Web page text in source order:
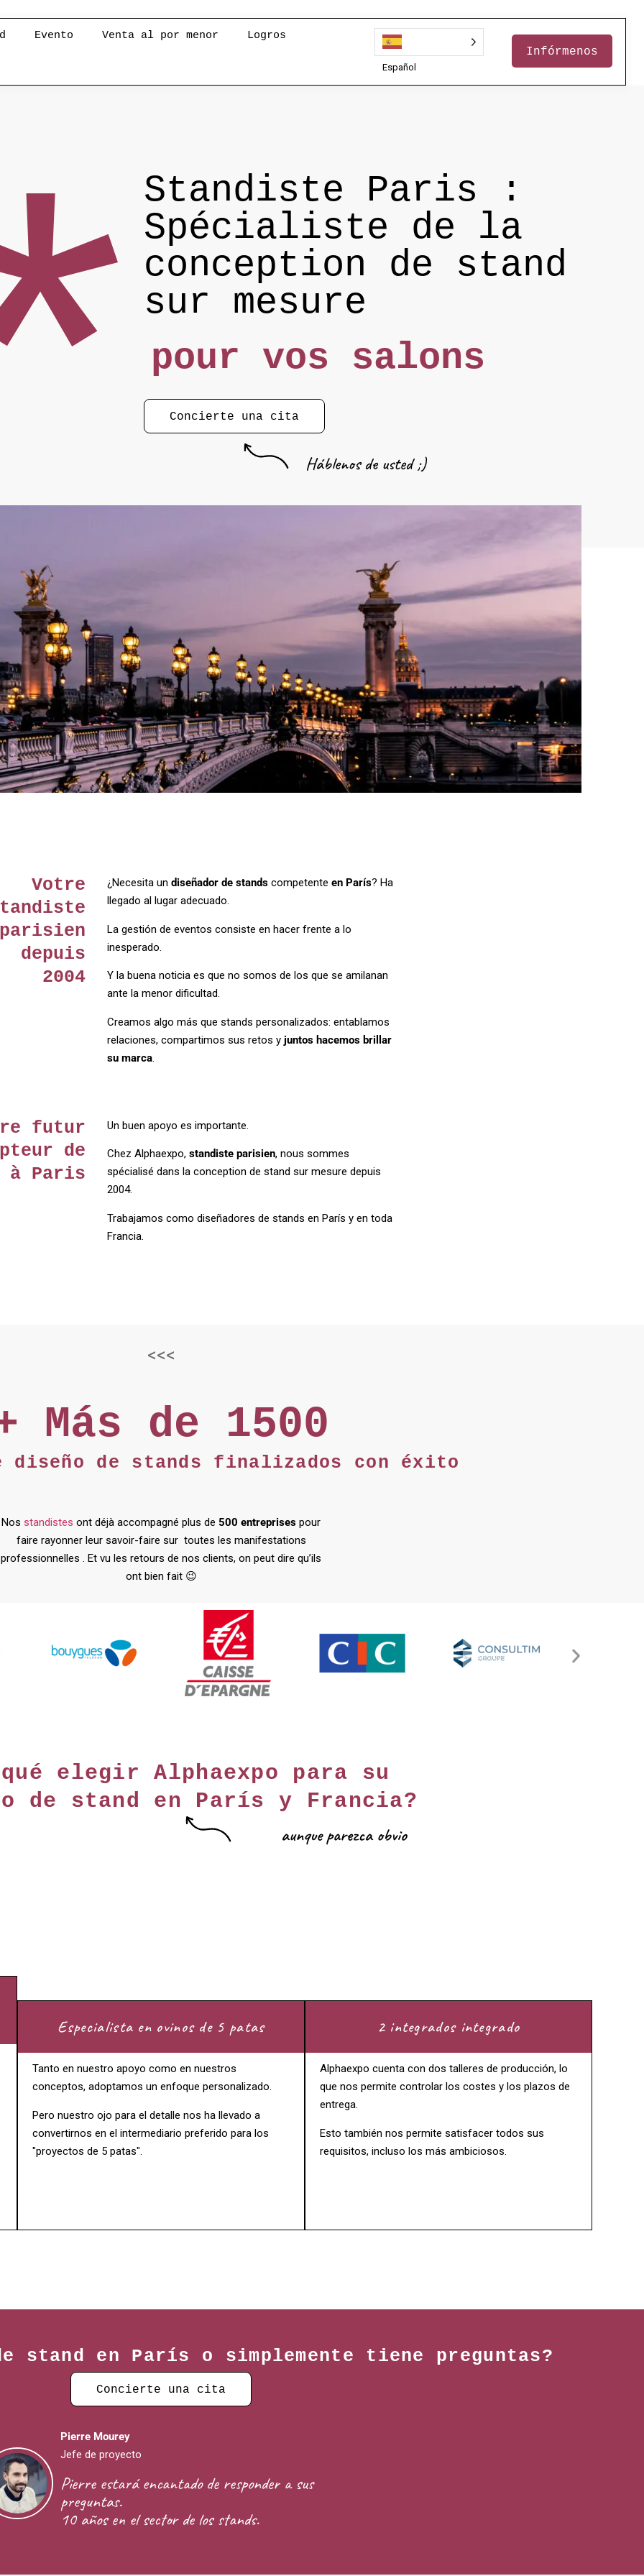
Evento Venta al por menor Logros
Español
Infórmenos
Standiste Paris :
Spécialiste de la
conception de stand
sur mesure
pour vos salons
Concierte una cita
Háblenos de usted ;)
Votre
parisien
depuis
2004
¿Necesita undiseñador de stands competenteen París? Ha
llegado al lugar adecuado.
La gestión de eventos consiste en hacer frente a lo
inesperado.
Y la buena noticia es que no somos de los que se amilanan
ante la menor dificultad.
Creamos algo más que stands personalizados: entablamos
relaciones, compartimos sus retos yjuntos hacemos brillar
su marca
futur
de
à Paris
Un buen apoyo es importante.
Chez Alphaexpo,standiste parisien, nous sommes
spécialisé dans la conception de stand sur mesure depuis
2004.
Trabajamos como diseñadores de stands en París y en toda
Francia.
<<<
Más de 1500
diseño de stands finalizados con éxito
Nos standistes ont déjà accompagné plus de 500 entreprises pour
faire rayonner leur savoir-faire sur toutes les manifestations
professionnelles . Et vu les retours de nos clients, on peut dire qu’ils
ont bien fait 😉
elegir Alphaexpo para su
de stand en París y Francia?
aunque parezca obvio
Especialista en ovinos de 5 patas
Tanto en nuestro apoyo como en nuestros
conceptos, adoptamos un enfoque personalizado.
Pero nuestro ojo para el detalle nos ha llevado a
convertirnos en el intermediario preferido para los
"proyectos de 5 patas".
2 integrados integrado
Alphaexpo cuenta con dos talleres de producción, lo
que nos permite controlar los costes y los plazos de
entrega.
Esto también nos permite satisfacer todos sus
requisitos, incluso los más ambiciosos.
stand en París o simplemente tiene preguntas?
Concierte una cita
Pierre Mourey
Jefe de proyecto
Pierre estará encantado de responder a sus
preguntas.
10 años en el sector de los stands.